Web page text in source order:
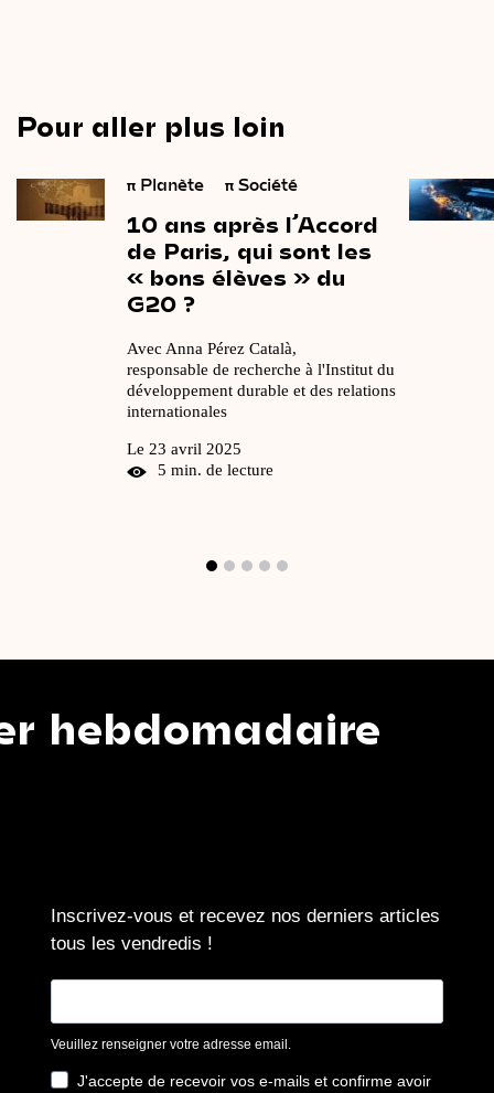
Pour aller plus loin
π Planète π Société
10 ans après l’Accord
de Paris, qui sont les
« bons élèves » du
G20 ?
Avec Anna Pérez Català,
responsable de recherche à l'Institut du
développement durable et des relations
internationales
Le 23 avril 2025
5 min. de lecture